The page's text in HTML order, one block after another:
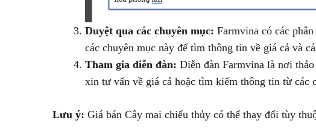
Duyệt qua các chuyên mục: Farmvina có các
các chuyên mục này để tìm thông tin về giá cả và
Tham gia diễn đàn: Diễn đàn Farmvina là nơi
xin tư vấn về giá cả hoặc tìm kiếm thông tin từ các
Lưu ý: Giá bán Cây mai chiếu thủy có thể thay đổi tùy